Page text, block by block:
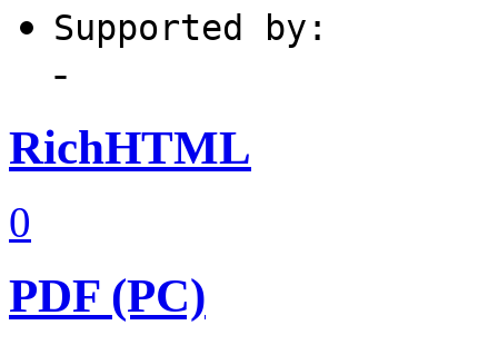
Supported by:
-
RichHTML
0
PDF (PC)